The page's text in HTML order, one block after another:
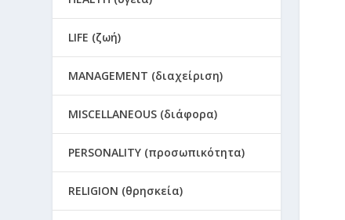
LIFE (ζωή)
MANAGEMENT (διαχείριση)
MISCELLANEOUS (διάφορα)
PERSONALITY (προσωπικότητα)
RELIGION (θρησκεία)